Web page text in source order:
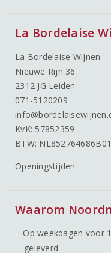
La Bordelaise
La Bordelaise Wijnen
Nieuwe Rijn 36
2312 JG Leiden
071-5120209
KvK: 57852359
BTW: NL852764686B01
Openingstijden
Waarom
Op weekdagen voor
geleverd.